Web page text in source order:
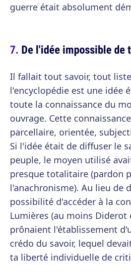
guerre était absolument
De l'idée impossible de
Il fallait tout savoir, tout
l'encyclopédie est une idée
toute la connaissance du
ouvrage. Cette
parcellaire, orientée,
Si l'idée était de diffuser le
peuple, le moyen utilisé
presque totalitaire (pardon
l'anachronisme). Au lieu de
possibilité d'accéder à la
Lumières (au moins Diderot
prônaient l'établissement
crédo du savoir, lequel
ta liberté individuelle de